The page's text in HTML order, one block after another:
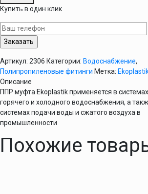
Муфта
соединительная
63
мм
Ekoplastik
Купить в один клик
Артикул: 2306 Категории: Водоснабжение,
Полипропиленовые фитинги Метка:
Описание
ППР муфта Ekoplastik применяется в системах
горячего и холодного водоснабжения, а
системах подачи воды и сжатого воздуха в
промышленности
Похожие